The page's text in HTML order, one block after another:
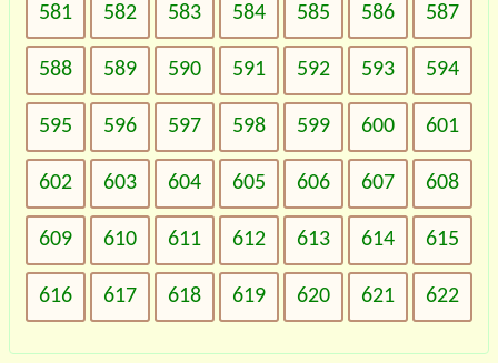
581 582 583 584 585 586 587
588 589 590 591 592 593 594
595 596 597 598 599 600 601
602 603 604 605 606 607 608
609 610 611 612 613 614 615
616 617 618 619 620 621 622